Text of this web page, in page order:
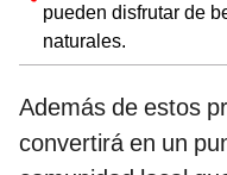
pueden disfrutar de
naturales.
Además de estos
convertirá en un